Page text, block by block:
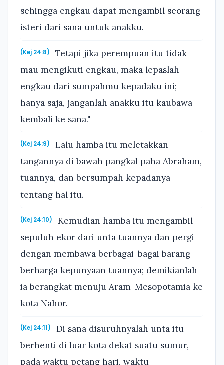
sehingga engkau dapat mengambil seorang
isteri dari sana untuk anakku.
(Kej 24:8)
Tetapi jika perempuan itu tidak
mau mengikuti engkau, maka lepaslah
engkau dari sumpahmu kepadaku ini;
hanya saja, janganlah anakku itu kaubawa
kembali ke sana."
(Kej 24:9)
Lalu hamba itu meletakkan
tangannya di bawah pangkal paha Abraham,
tuannya, dan bersumpah kepadanya
tentang hal itu.
(Kej 24:10)
Kemudian hamba itu mengambil
sepuluh ekor dari unta tuannya dan pergi
dengan membawa berbagai-bagai barang
berharga kepunyaan tuannya; demikianlah
ia berangkat menuju Aram-Mesopotamia ke
kota Nahor.
(Kej 24:11)
Di sana disuruhnyalah unta itu
berhenti di luar kota dekat suatu sumur,
pada waktu petang hari, waktu